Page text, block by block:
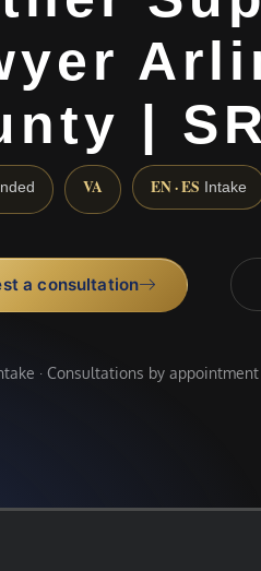
|
VA EN · ES Intake
a consultation
· Consultations by